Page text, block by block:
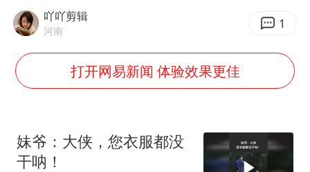
老挝国会主席赛宋蓬逝世
《欢迎来龙餐馆》口碑
吖吖剪辑
河南 1
打开网易新闻 体验效果更佳
妹爷：大侠，您衣服都没
干呐！